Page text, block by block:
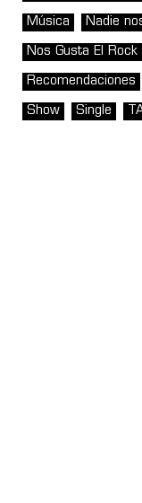
Música Nadie
Nos Gusta El Rock
Recomendaciones
Show Single